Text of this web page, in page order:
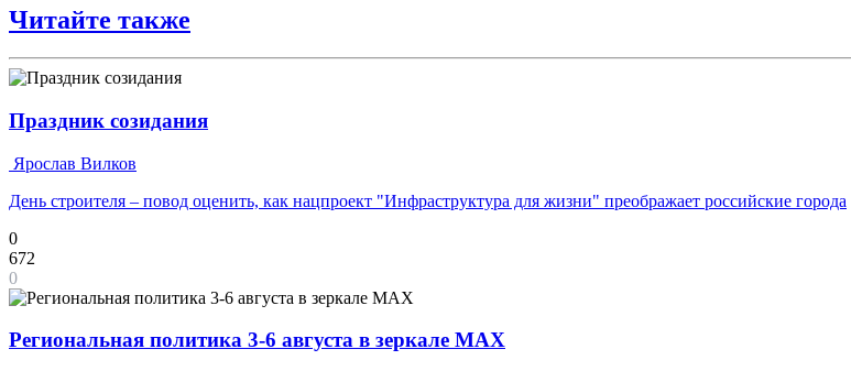
Читайте также
Праздник созидания
Ярослав Вилков
День строителя – повод оценить, как нацпроект "Инфраструктура для жизни" преображает российские города
0
672
0
Региональная политика 3-6 августа в зеркале MAX